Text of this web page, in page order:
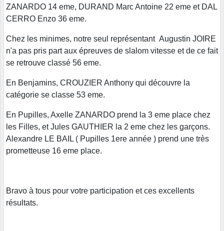
ZANARDO 14 eme, DURAND Marc Antoine 22 eme et DAL
CERRO Enzo 36 eme.
Chez les minimes, notre seul représentant Augustin JOIRE
n'a pas pris part aux épreuves de slalom vitesse et de ce fait
se retrouve classé 56 eme.
En Benjamins, CROUZIER Anthony qui découvre la
catégorie se classe 53 eme.
En Pupilles, Axelle ZANARDO prend la 3 eme place chez
les Filles, et Jules GAUTHIER la 2 eme chez les garçons.
Alexandre LE BAIL ( Pupilles 1ere année ) prend une très
prometteuse 16 eme place.
Bravo à tous pour votre participation et ces excellents
résultats.